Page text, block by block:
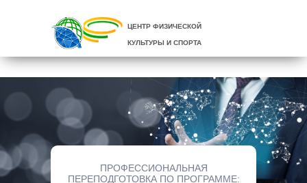
ЦЕНТР ФИЗИЧЕСКОЙ
КУЛЬТУРЫ И СПОРТА
ПРОФЕССИОНАЛЬНАЯ
ПЕРЕПОДГОТОВКА ПО ПРОГРАММЕ: